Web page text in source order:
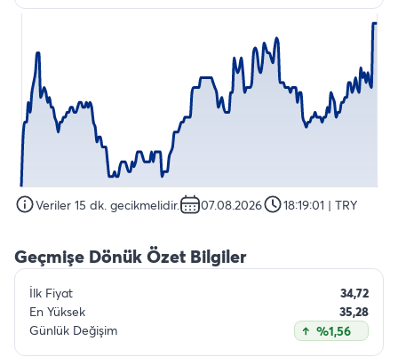
Veriler 15 dk. gecikmelidir. 07.08.2026 18:19:01 | TRY
Geçmişe Dönük Özet Bilgiler
İlk Fiyat
34,72
En Yüksek
35,28
Günlük Değişim
%1,56